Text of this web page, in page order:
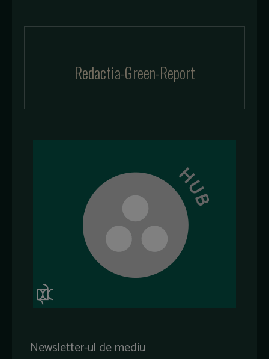
Redactia-Green-Report
Newsletter-ul de mediu